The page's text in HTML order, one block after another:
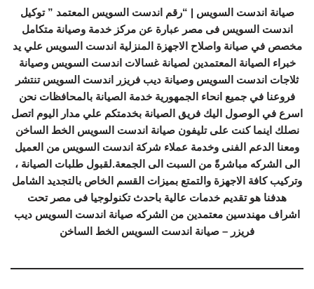
صيانة اندست السويس | “رقم اندست السويس المعتمد ” توكيل
اندست السويس فى مصر عبارة عن مركز خدمة وصيانة متكامل
مخصص في صيانة واصلاح الاجهزة المنزلية اندست السويس علي يد
خبراء الصيانة المعتمدين لصيانة غسالات اندست السويس وصيانة
ثلاجات اندست السويس وصيانة ديب فريزر اندست السويس تنتشر
فروعنا في جميع انحاء الجمهورية خدمة الصيانة بالمحافظات نحن
اسرع في الوصول اليك فريق الصيانة بخدمتكم علي مدار اليوم اتصل
نصلك اينما كنت على تليفون صيانة اندست السويس الخط الساخن
ومعنا الدعم الفنى وخدمة عملاء شركة اندست السويس من العميل
الى الشركه مباشرةً من السبت الى الجمعة.لقبول طلبات الصيانة ،
وتركيب كافة الاجهزة والتمتع بميزات القسم الخاص بالتجديد الشامل
هدفنا هو تقديم خدمات عالية باحدث تكنولوجيا فى مصر تحت
اشراف مهندسين معتمدين من الشركه صيانة اندست السويس ديب
فريزر – صيانة اندست السويس الخط الساخن